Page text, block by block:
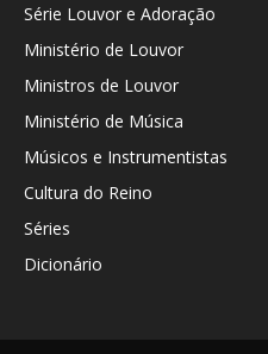
Série Louvor e Adoração
Ministério de Louvor
Ministros de Louvor
Ministério de Música
Músicos e Instrumentistas
Cultura do Reino
Séries
Dicionário